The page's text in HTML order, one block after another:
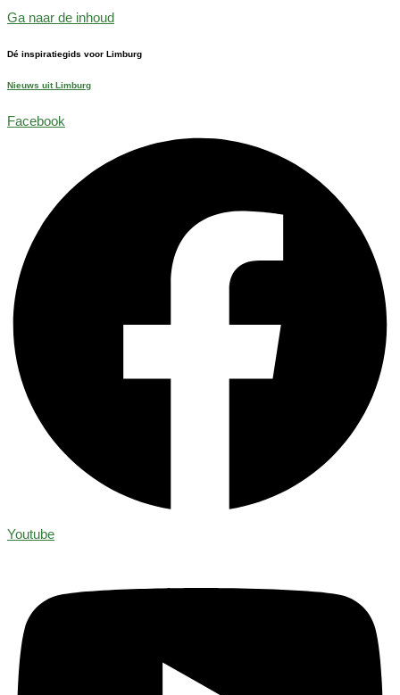
Ga naar de inhoud
Dé inspiratiegids voor Limburg
Nieuws uit Limburg
Facebook
Youtube